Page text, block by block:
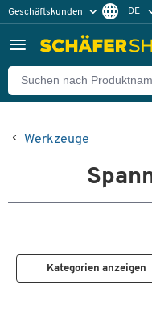
Geschäftskunden DE
Werkzeuge
Kategorien anzeigen